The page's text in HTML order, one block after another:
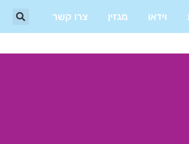
וידאו מגזין צרו קשר